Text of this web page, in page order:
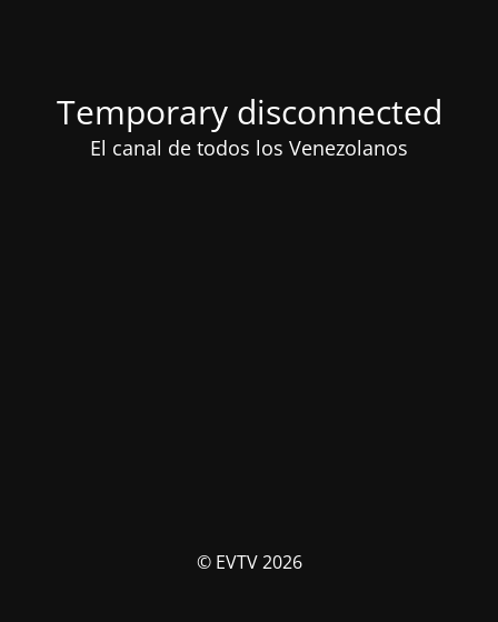
Temporary disconnected
El canal de todos los Venezolanos
© EVTV 2026